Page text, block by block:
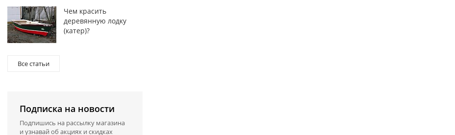
Чем красить
деревянную лодку
(катер)?
Все статьи
Подписка на новости
Подпишись на рассылку магазина
и узнавай об акциях и скидках